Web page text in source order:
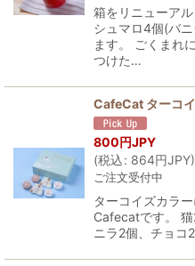
箱をリニューア
シュマロ4個(バ
ます。 ごくまれ
つけた…
CafeCat ターコ
800円JPY
(税込: 864円JPY)
ご注文受付中
ターコイズカラ
Cafecatです。
ニラ2個、チョコ